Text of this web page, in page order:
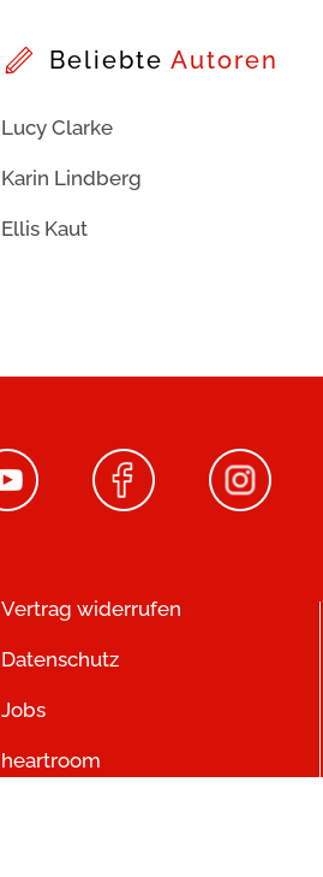
Beliebte Autoren
Lucy Clarke
Karin Lindberg
Ellis Kaut
Vertrag widerrufen
Datenschutz
Jobs
heartroom